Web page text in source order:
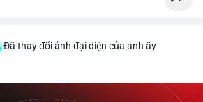
Đã thay đổi ảnh đại diện của anh ấy